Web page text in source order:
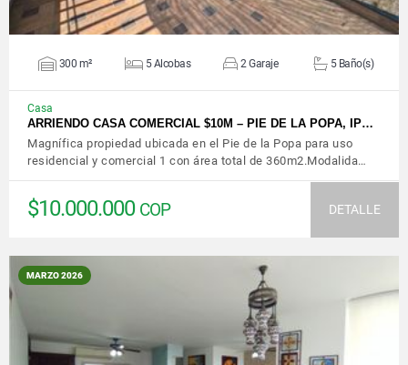
300 m² 5 Alcobas 2 Garaje 5 Baño(s)
Casa
ARRIENDO CASA COMERCIAL $10M – PIE DE LA POPA, IP…
Magnífica propiedad ubicada en el Pie de la Popa para uso
residencial y comercial 1 con área total de 360m2.Modalida…
$10.000.000 COP DETALLE
MARZO 2026